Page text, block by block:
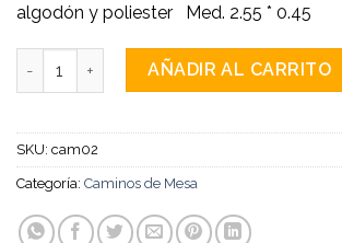
algodón y poliester Med. 2.55 * 0.45
Camino de mesa Primavera aqua
AÑADIR AL CARRITO
SKU: cam02
Categoría: Caminos de Mesa